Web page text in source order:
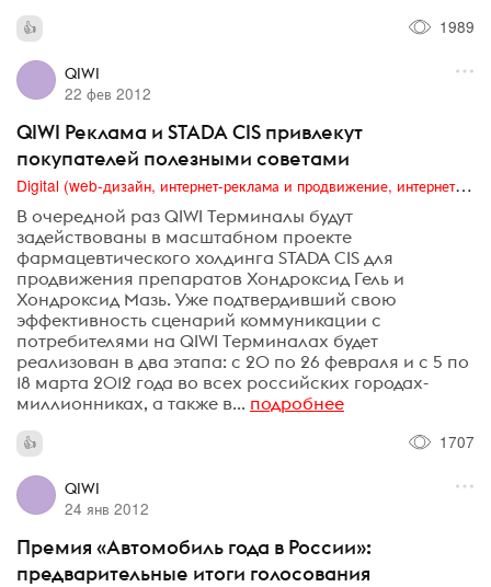
1989
QIWI
22 фев 2012
QIWI Реклама и STADA CIS привлекут
покупателей полезными советами
Digital (web-дизайн, интернет-реклама и продвижение, интернет-сообщества и блоги, интернет-коммуникации, мобильный маркетинг, реклама на цифровых экранах)
В очередной раз QIWI Терминалы будут
задействованы в масштабном проекте
фармацевтического холдинга STADA CIS для
продвижения препаратов Хондроксид Гель и
Хондроксид Мазь. Уже подтвердивший свою
эффективность сценарий коммуникации с
потребителями на QIWI Терминалах будет
реализован в два этапа: с 20 по 26 февраля и с 5 по
18 марта 2012 года во всех российских городах-
миллионниках, а также в... подробнее
1707
QIWI
24 янв 2012
Премия «Автомобиль года в России»:
предварительные итоги голосования